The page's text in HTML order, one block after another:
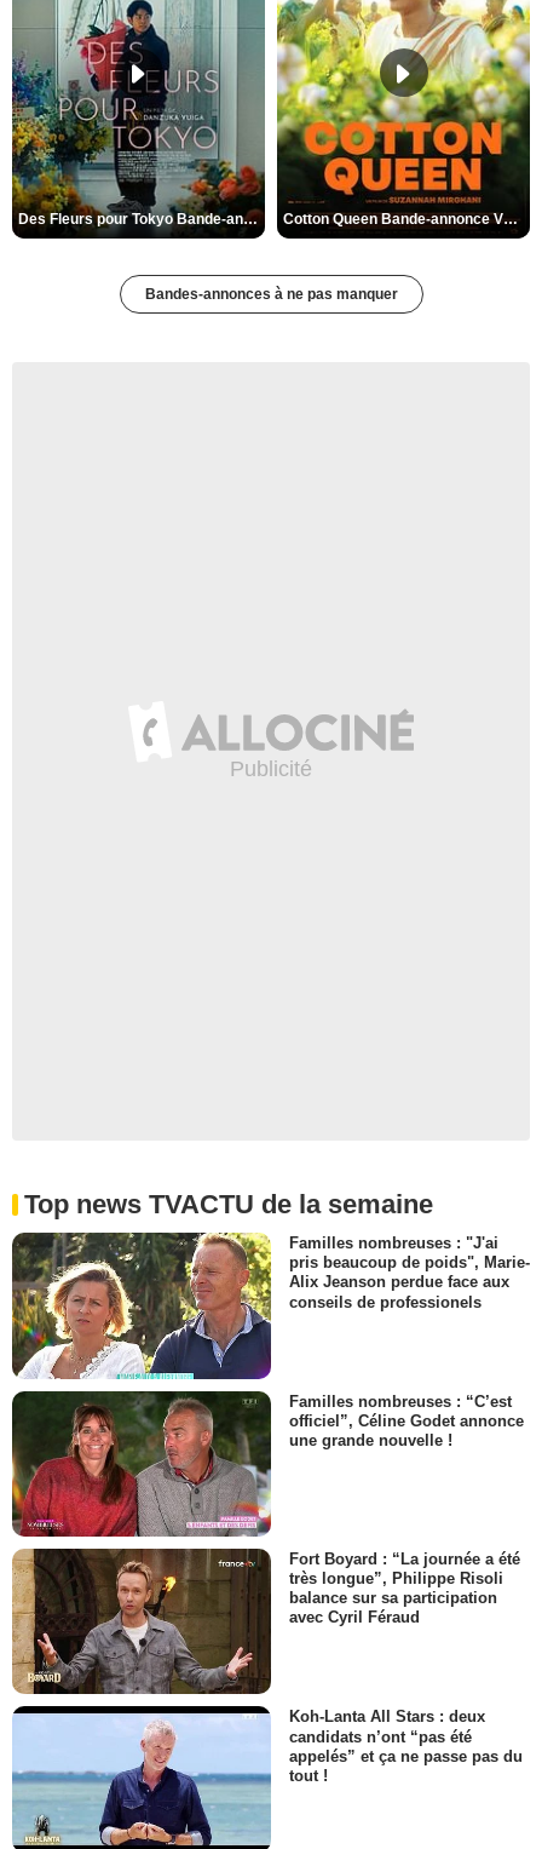
Des Fleurs pour Tokyo Bande-annonce VO STFR Cotton Queen Bande-annonce VO STFR
Bandes-annonces à ne pas manquer
Top news TVACTU de la semaine
Familles nombreuses : "J'ai
pris beaucoup de poids", Marie-
Alix Jeanson perdue face aux
conseils de professionels
Familles nombreuses : “C’est
officiel”, Céline Godet annonce
une grande nouvelle !
Fort Boyard : “La journée a été
très longue”, Philippe Risoli
balance sur sa participation
avec Cyril Féraud
Koh-Lanta All Stars : deux
candidats n’ont “pas été
appelés” et ça ne passe pas du
tout !